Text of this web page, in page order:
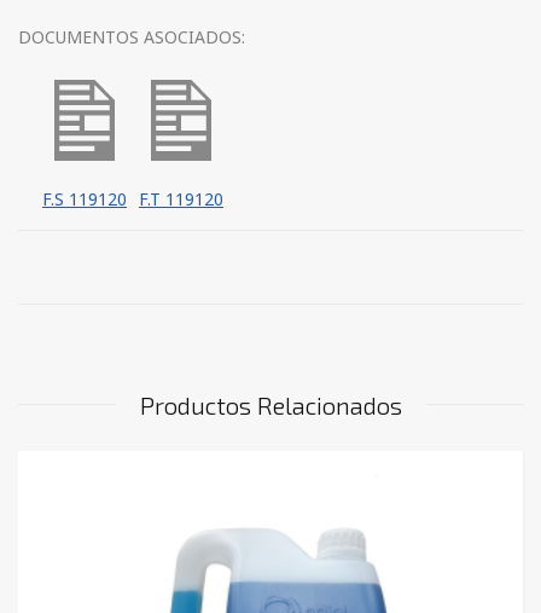
DOCUMENTOS ASOCIADOS:
F.S 119120 F.T 119120
Productos Relacionados